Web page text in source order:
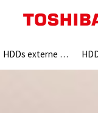
HDDs externe HDDs
Search: